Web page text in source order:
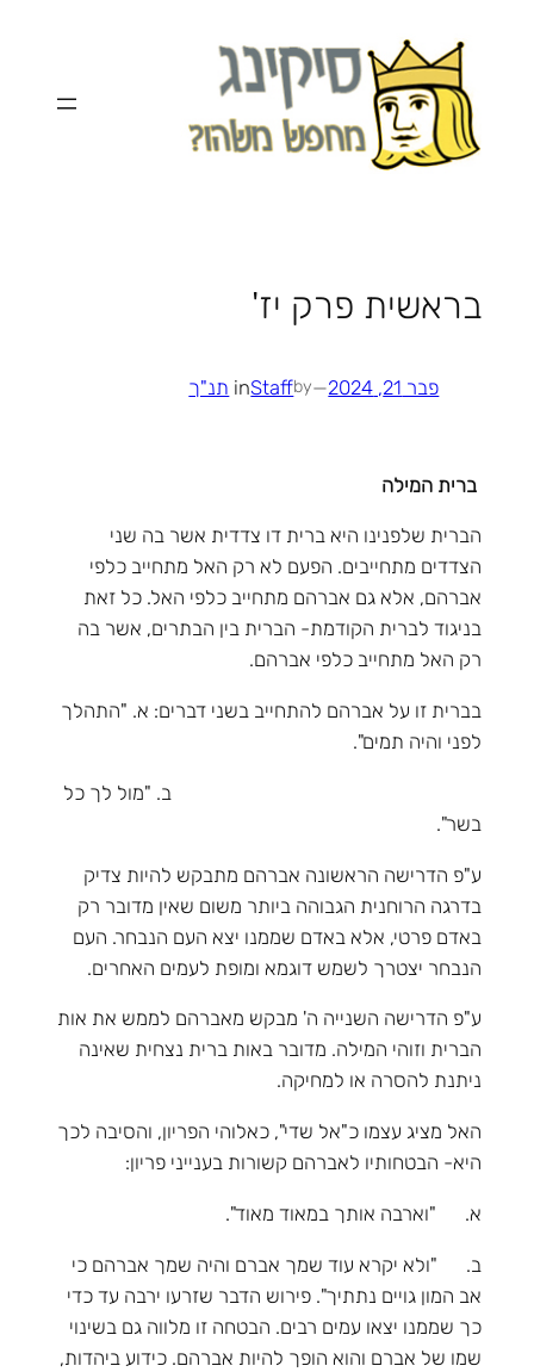
בראשית פרק יז'
פבר 21, 2024 —
by
Staff
in תנ"ך
ברית המילה
הברית שלפנינו היא ברית דו צדדית אשר בה שני
הצדדים מתחייבים. הפעם לא רק האל מתחייב כלפי
אברהם, אלא גם אברהם מתחייב כלפי האל. כל זאת
בניגוד לברית הקודמת- הברית בין הבתרים, אשר בה
רק האל מתחייב כלפי אברהם.
בברית זו על אברהם להתחייב בשני דברים: א. "התהלך
לפני והיה תמים".
ב. "מול לך כל
בשר".
ע"פ הדרישה הראשונה אברהם מתבקש להיות צדיק
בדרגה הרוחנית הגבוהה ביותר משום שאין מדובר רק
באדם פרטי, אלא באדם שממנו יצא העם הנבחר. העם
הנבחר יצטרך לשמש דוגמא ומופת לעמים האחרים.
ע"פ הדרישה השנייה ה' מבקש מאברהם לממש את אות
הברית וזוהי המילה. מדובר באות ברית נצחית שאינה
ניתנת להסרה או למחיקה.
האל מציג עצמו כ"אל שדי", כאלוהי הפריון, והסיבה לכך
היא- הבטחותיו לאברהם קשורות בענייני פריון:
א. "וארבה אותך במאוד מאוד".
ב. "ולא יקרא עוד שמך אברם והיה שמך אברהם כי
אב המון גויים נתתיך". פירוש הדבר שזרעו ירבה עד כדי
כך שממנו יצאו עמים רבים. הבטחה זו מלווה גם בשינוי
שמו של אברם והוא הופך להיות אברהם. כידוע ביהדות,